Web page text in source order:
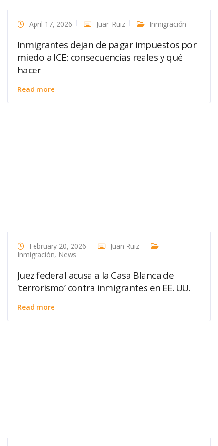
April 17, 2026 Juan Ruiz Inmigración
Inmigrantes dejan de pagar impuestos por
miedo a ICE: consecuencias reales y qué
hacer
Read more
February 20, 2026
Juan Ruiz
Inmigración, News
Juez federal acusa a la Casa Blanca de
‘terrorismo’ contra inmigrantes en EE. UU.
Read more